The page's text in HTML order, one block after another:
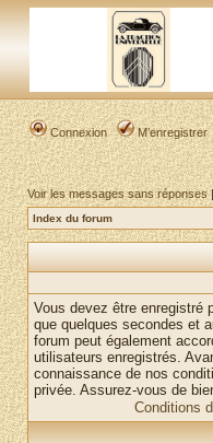
Connexion M’enregistrer
Voir les messages sans réponses
Index du forum
Vous devez être enregistré
que quelques secondes et
forum peut également
utilisateurs enregistrés.
connaissance de nos
privée. Assurez-vous de
Conditions